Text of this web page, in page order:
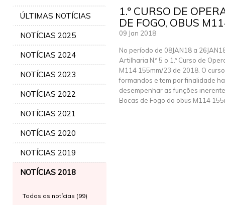
ÚLTIMAS NOTÍCIAS
NOTÍCIAS 2025
NOTÍCIAS 2024
NOTÍCIAS 2023
NOTÍCIAS 2022
NOTÍCIAS 2021
NOTÍCIAS 2020
NOTÍCIAS 2019
NOTÍCIAS 2018
Todas as notícias (99)
1.º CURSO DE
DE FOGO, OBUS
09 Jan 2018
No período de 08JAN18 a
Artilharia N.º 5 o 1.º Curso de
M114 155mm/23 de 2018. O
formandos e tem por finalidade
desempenhar as funções
Bocas de Fogo do obus M114